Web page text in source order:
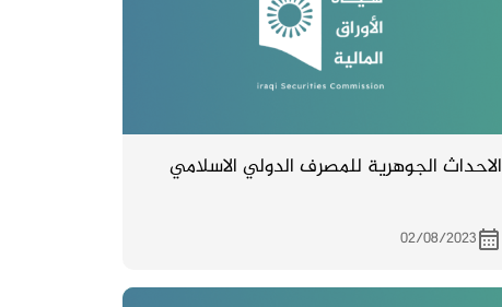
الاحداث الجوهرية للمصرف الدولي الاسلامي
02/08/2023